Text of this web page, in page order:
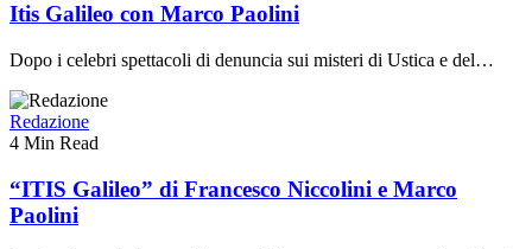
Itis Galileo con Marco Paolini
Dopo i celebri spettacoli di denuncia sui misteri di Ustica e del…
Redazione
4 Min Read
“ITIS Galileo” di Francesco Niccolini e Marco
Paolini